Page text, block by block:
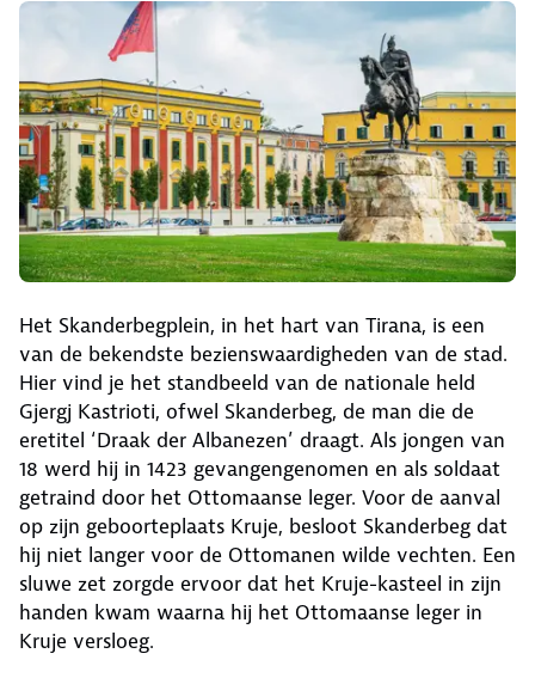
Het Skanderbegplein, in het hart van Tirana, is een
van de bekendste bezienswaardigheden van de stad.
Hier vind je het standbeeld van de nationale held
Gjergj Kastrioti, ofwel Skanderbeg, de man die de
eretitel ‘Draak der Albanezen’ draagt. Als jongen van
18 werd hij in 1423 gevangengenomen en als soldaat
getraind door het Ottomaanse leger. Voor de aanval
op zijn geboorteplaats Kruje, besloot Skanderbeg dat
hij niet langer voor de Ottomanen wilde vechten. Een
sluwe zet zorgde ervoor dat het Kruje-kasteel in zijn
handen kwam waarna hij het Ottomaanse leger in
Kruje versloeg.